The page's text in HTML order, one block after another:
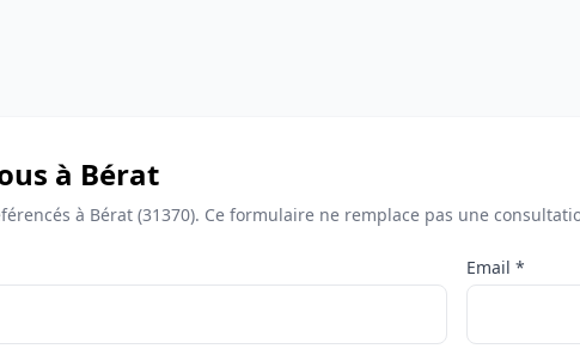
à Bérat
à Bérat (31370). Ce formulaire ne remplace pas une
Email *